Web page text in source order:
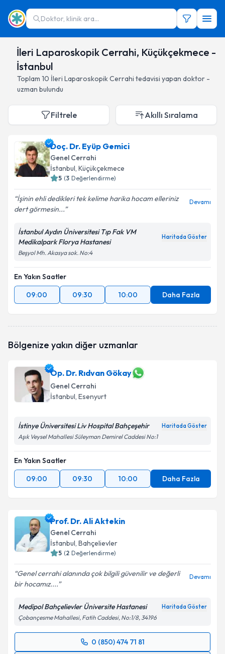
Doktor, klinik ara...
İleri Laparoskopik Cerrahi, Küçükçekmece -
İstanbul
Toplam 10 İleri Laparoskopik Cerrahi tedavisi yapan doktor -
uzman bulundu
Filtrele Akıllı Sıralama
Doç. Dr. Eyüp Gemici
Genel Cerrahi
İstanbul, Küçükçekmece
5 (3 Değerlendirme)
İşinin ehli dedikleri tek kelime harika hocam elleriniz
dert görmesin...
Devamı
İstanbul Aydın Üniversitesi Tıp Fak VM
Medikalpark Florya Hastanesi
Haritada Göster
Beşyol Mh. Akasya sok. No:4
En Yakın Saatler
09:00
09:30 10:00 Daha Fazla
Bölgenize yakın diğer uzmanlar
Op. Dr. Rıdvan Gökay
Genel Cerrahi
İstanbul, Esenyurt
İstinye Üniversitesi Liv Hospital Bahçeşehir Haritada Göster
Aşık Veysel Mahallesi Süleyman Demirel Caddesi No:1
En Yakın Saatler
09:00
09:30 10:00 Daha Fazla
Prof. Dr. Ali Aktekin
Genel Cerrahi
İstanbul, Bahçelievler
5 (2 Değerlendirme)
Genel cerrahi alanında çok bilgili güvenilir ve değerli
bir hocamız....
Devamı
Medipol Bahçelievler Üniversite Hastanesi Haritada Göster
Çobançesme Mahallesi, Fatih Caddesi, No:1/8, 34196
0 (850) 474 71 81
Randevu Takvimi Talebi